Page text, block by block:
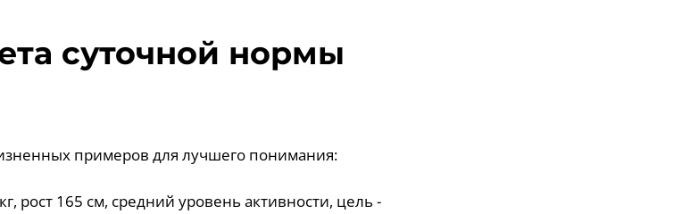
суточной нормы
примеров для лучшего понимания:
рост 165 см, средний уровень активности, цель -